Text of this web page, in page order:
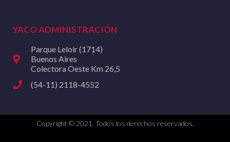
YACO ADMINISTRACIÓN
Parque Leloir (1714)
Buenos Aires
Colectora Oeste Km 26,5
(54-11) 2118-4552
Copyright © 2021. Todos los derechos reservados.